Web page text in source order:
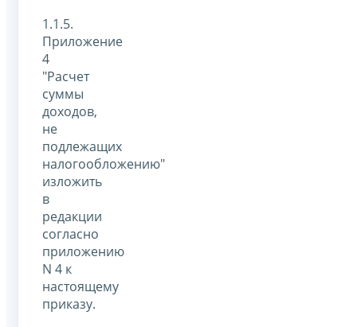
1.1.5.
Приложение
4
"Расчет
суммы
доходов,
не
подлежащих
налогообложению"
изложить
в
редакции
согласно
приложению
N 4 к
настоящему
приказу.